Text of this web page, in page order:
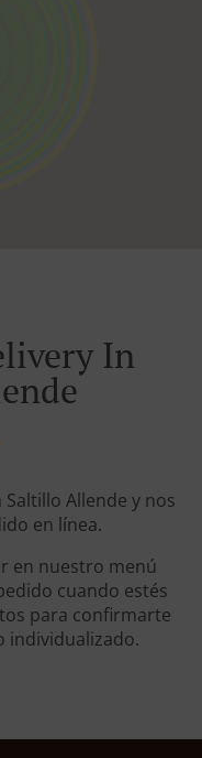
In
Allende y nos
en línea.
en nuestro menú
cuando estés
para confirmarte
individualizado.